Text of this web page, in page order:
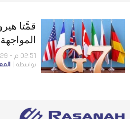
قمَّتا
02:51 م - 29 مايو 2023
بواسطة